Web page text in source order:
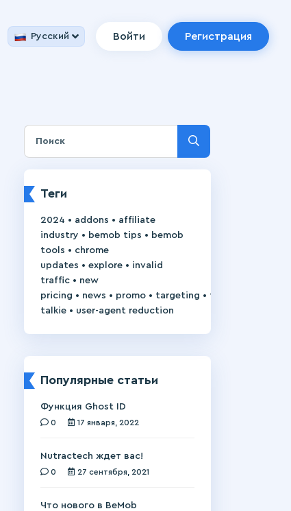
Русский Войти Регистрация
Теги
2024 • addons • affiliate
industry • bemob tips • bemob
tools • chrome
updates • explore • invalid
traffic • new
pricing • news • promo • targeting • trackie-
talkie • user-agent reduction
Популярные статьи
Функция Ghost ID
0 17 января, 2022
Nutractech ждет вас!
0 27 сентября, 2021
Что нового в BeMob